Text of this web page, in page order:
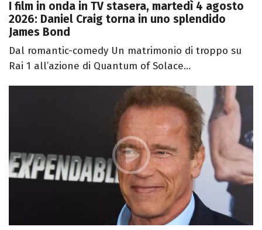
I film in onda in TV stasera, martedì 4 agosto
2026: Daniel Craig torna in uno splendido
James Bond
Dal romantic-comedy Un matrimonio di troppo su
Rai 1 all’azione di Quantum of Solace...